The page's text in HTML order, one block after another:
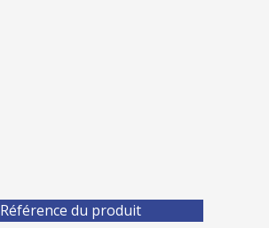
Référence du produit